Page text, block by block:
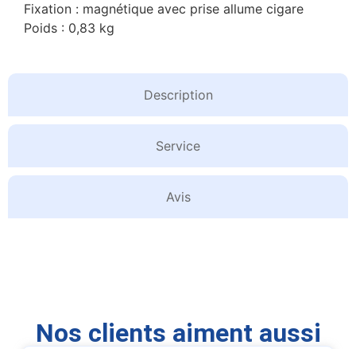
Description
Service
Avis
Fixation : magnétique avec prise allume cigare
Poids : 0,83 kg
Nos clients aiment aussi